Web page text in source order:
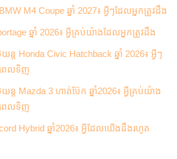
BMW M4 Coupe ឆ្នាំ 2027៖ អ្វីៗដែលអ្នកត្រូវដឹង
ឆ្នាំ 2026៖ អ្វីគ្រប់យ៉ាងដែលអ្នកត្រូវដឹង
ន្ត Honda Civic Hatchback ឆ្នាំ 2026៖ អ្វីៗ
ពេលទិញ
ន្ត Mazda 3 ហាត់ប៊ែក ឆ្នាំ2026៖ អ្វីគ្រប់យ៉ាង
ពេលទិញ
Hybrid ឆ្នាំ2026៖ អ្វីដែលយើងដឹងរហូត